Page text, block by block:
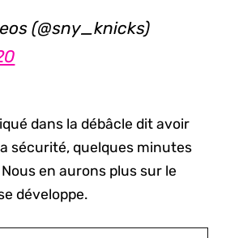
(@sny_knicks)
dans la débâcle dit avoir
sécurité, quelques minutes
en aurons plus sur le
développe.